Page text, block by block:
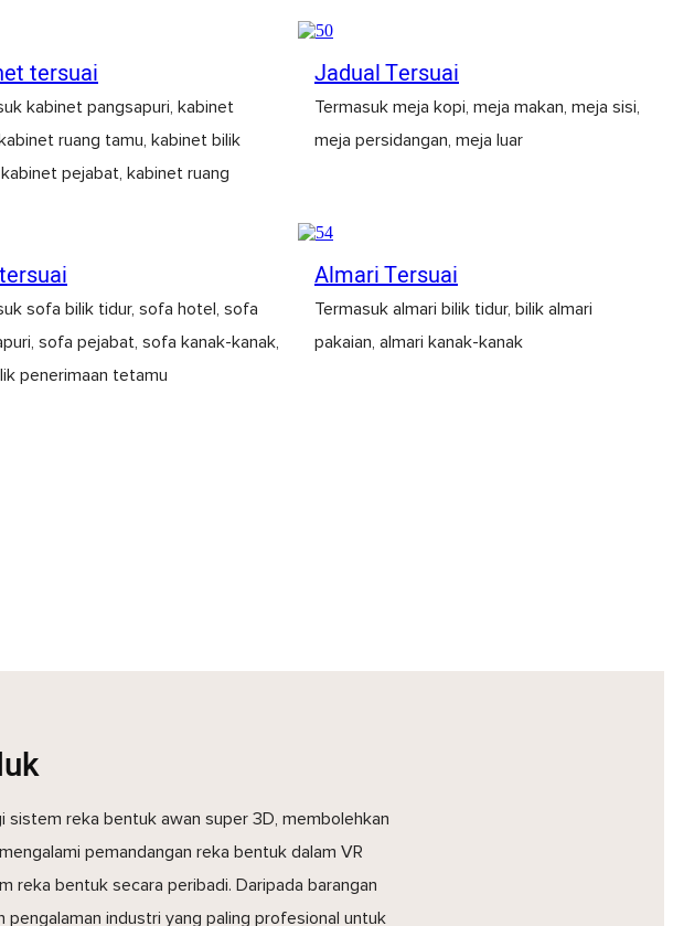
tersuai
kabinet pangsapuri, kabinet
ruang tamu, kabinet bilik
pejabat, kabinet ruang
Jadual Tersuai
Termasuk meja kopi, meja makan, meja sisi,
meja persidangan, meja luar
sofa bilik tidur, sofa hotel, sofa
sofa pejabat, sofa kanak-kanak,
penerimaan tetamu
Almari Tersuai
Termasuk almari bilik tidur, bilik almari
pakaian, almari kanak-kanak
sistem reka bentuk awan super 3D, membolehkan
pemandangan reka bentuk dalam VR
reka bentuk secara peribadi. Daripada barangan
industri yang paling profesional untuk